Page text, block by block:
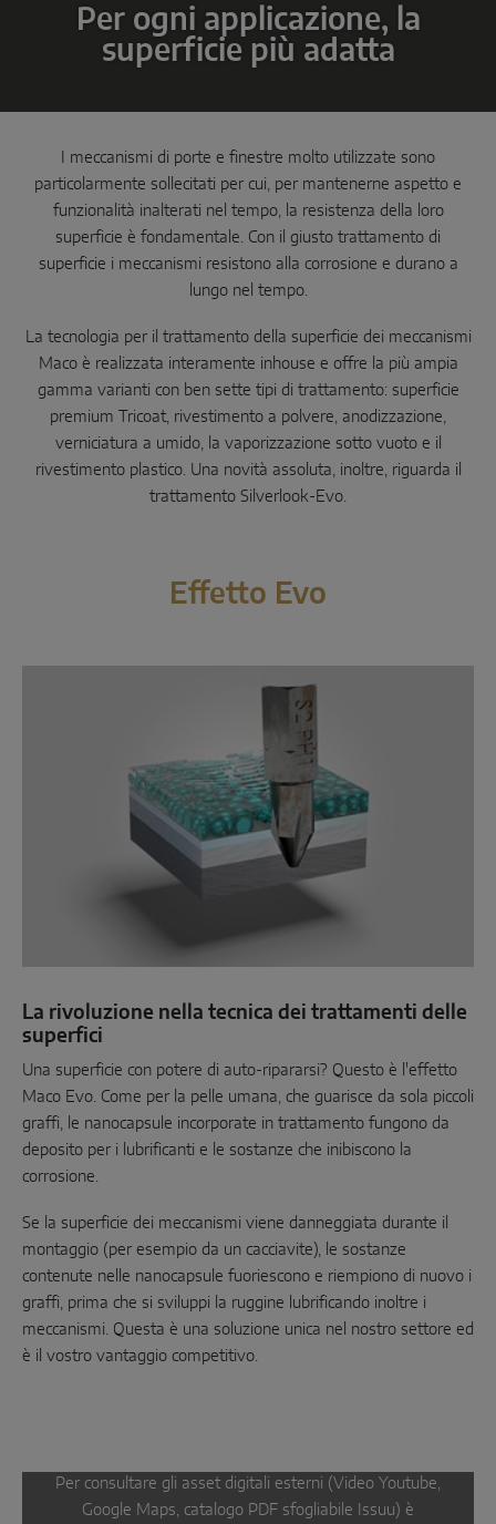
Scorrevole parallelo
SOLUZIONI PER PORTE
Instinct by MACO
MACO Protect M-TS
Serratura comandata con maniglia
Serratura comandata a cilindro
Componenti di sistema
SOLUZIONI CON SENSORI SMART
Servizi normativi
Servizi di prodotto
Per ogni applicazione, la
superficie più adatta
I meccanismi di porte e finestre molto utilizzate sono
particolarmente sollecitati per cui, per mantenerne aspetto e
funzionalità inalterati nel tempo, la resistenza della loro
superficie è fondamentale. Con il giusto trattamento di
superficie i meccanismi resistono alla corrosione e durano a
lungo nel tempo.
La tecnologia per il trattamento della superficie dei meccanismi
Maco è realizzata interamente inhouse e offre la più ampia
gamma varianti con ben sette tipi di trattamento: superficie
premium Tricoat, rivestimento a polvere, anodizzazione,
verniciatura a umido, la vaporizzazione sotto vuoto e il
rivestimento plastico. Una novità assoluta, inoltre, riguarda il
trattamento Silverlook-Evo.
Effetto Evo
La rivoluzione nella tecnica dei trattamenti delle
superfici
Una superficie con potere di auto-ripararsi? Questo è l'effetto
Maco Evo. Come per la pelle umana, che guarisce da sola piccoli
graffi, le nanocapsule incorporate in trattamento fungono da
deposito per i lubrificanti e le sostanze che inibiscono la
corrosione.
Se la superficie dei meccanismi viene danneggiata durante il
montaggio (per esempio da un cacciavite), le sostanze
contenute nelle nanocapsule fuoriescono e riempiono di nuovo i
graffi, prima che si sviluppi la ruggine lubrificando inoltre i
meccanismi. Questa è una soluzione unica nel nostro settore ed
è il vostro vantaggio competitivo.
Per consultare gli asset digitali esterni (Video Youtube,
Google Maps, catalogo PDF sfogliabile Issuu) è